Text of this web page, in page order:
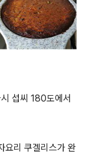
섭씨 180도에서
요리 쿠겔리스가 완